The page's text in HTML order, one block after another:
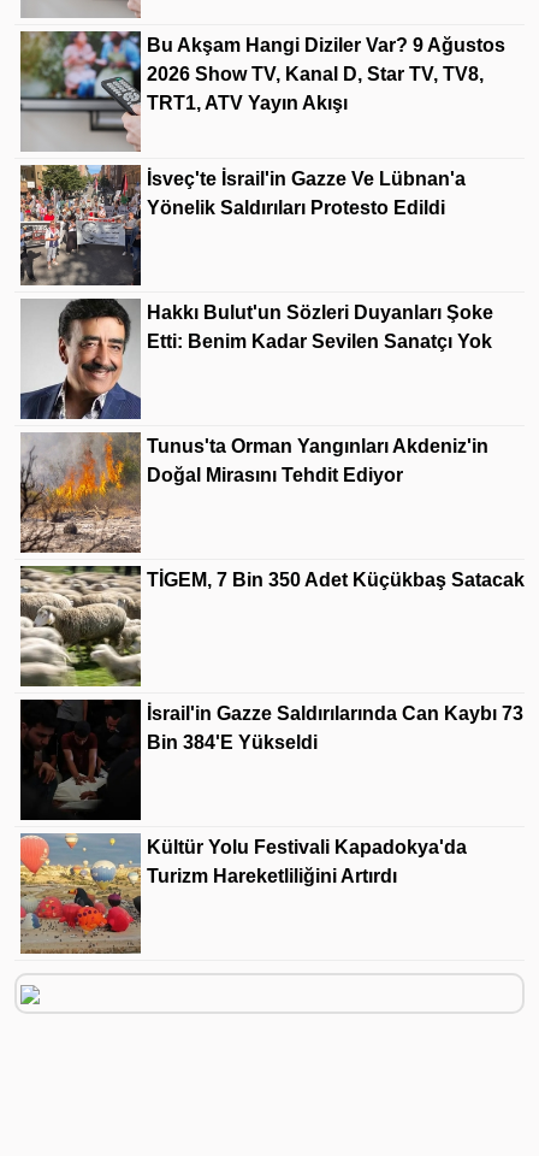
Bu Akşam Hangi Diziler Var? 9 Ağustos
2026 Show TV, Kanal D, Star TV, TV8,
TRT1, ATV Yayın Akışı
İsveç'te İsrail'in Gazze Ve Lübnan'a
Yönelik Saldırıları Protesto Edildi
Hakkı Bulut'un Sözleri Duyanları Şoke
Etti: Benim Kadar Sevilen Sanatçı Yok
Tunus'ta Orman Yangınları Akdeniz'in
Doğal Mirasını Tehdit Ediyor
TİGEM, 7 Bin 350 Adet Küçükbaş Satacak
İsrail'in Gazze Saldırılarında Can Kaybı 73
Bin 384'e Yükseldi
Kültür Yolu Festivali Kapadokya'da
Turizm Hareketliliğini Artırdı